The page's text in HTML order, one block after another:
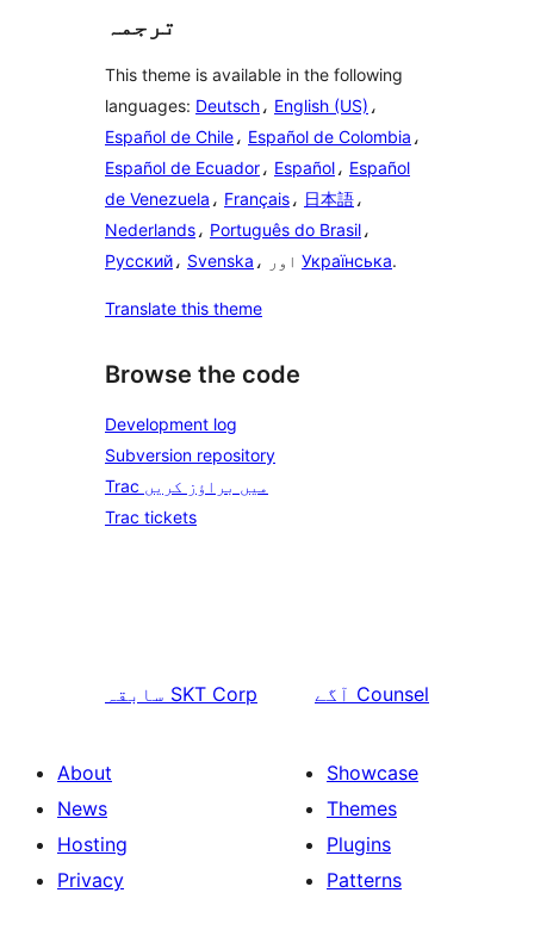
ترجمہ
This theme is available in the following
languages: Deutsch، English (US) ،
Español de Chile، Español de Colombia ،
Español de Ecuador، Español، Español
de Venezuela ، Français، 日本語،
Nederlands، Português do Brasil،
Русский، Svenska Українська.
Translate this theme
Browse the code
Development log
Subversion repository
Trac میں براؤز کریں
Trac tickets
سابقہ SKT Corp آگے Counsel
About
News
Hosting
Privacy
Showcase
Themes
Plugins
Patterns